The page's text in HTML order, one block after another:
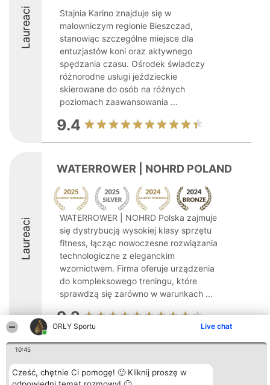
ORŁY Sportu Live chat
10:45
Cześć, chętnie Ci pomogę! 🙂 Kliknij proszę w
Laureaci
Stajnia Karino znajduje się w
malowniczym regionie Bieszczad,
stanowiąc szczególne miejsce dla
entuzjastów koni oraz aktywnego
spędzania czasu. Ośrodek świadczy
różnorodne usługi jeździeckie
skierowane do osób na różnych
poziomach zaawansowania ...
9.4
Laureaci
WATERROWER | NOHRD POLAND
WATERROWER | NOHRD Polska zajmuje
się dystrybucją wysokiej klasy sprzętu
fitness, łącząc nowoczesne rozwiązania
technologiczne z eleganckim
wzornictwem. Firma oferuje urządzenia
do kompleksowego treningu, które
sprawdzą się zarówno w warunkach ...
9.2
Bright Side Solutions sp. z o.
o. sp. k.
Laureaci
Lista